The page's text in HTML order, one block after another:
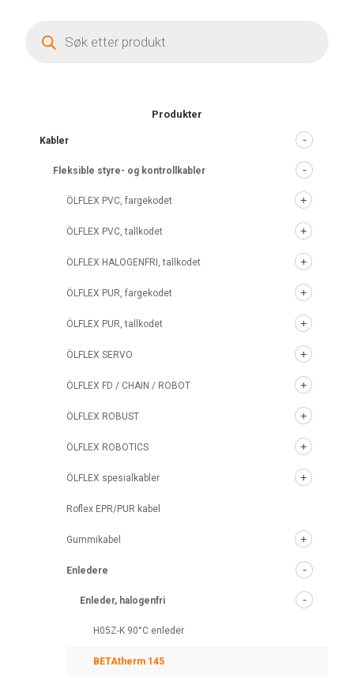
search
Produkter
Kabler
Fleksible styre- og kontrollkabler
ÖLFLEX PVC, fargekodet
ÖLFLEX PVC, tallkodet
ÖLFLEX HALOGENFRI, tallkodet
ÖLFLEX PUR, fargekodet
ÖLFLEX PUR, tallkodet
ÖLFLEX SERVO
ÖLFLEX FD / CHAIN / ROBOT
ÖLFLEX ROBUST
ÖLFLEX ROBOTICS
ÖLFLEX spesialkabler
Roflex EPR/PUR kabel
Gummikabel
Enledere
Enleder, halogenfri
H05Z-K 90°C enleder
BETAtherm 145